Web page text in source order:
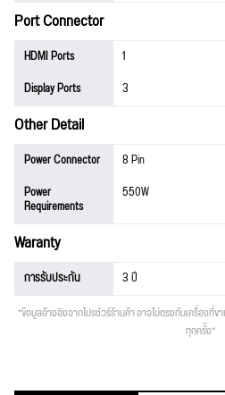
Port Connector
HDMI Ports
1
Display Ports
3
Other Detail
Power Connector
8 Pin
Power
Requirements
550W
Waranty
การรับประกัน 3 ปี
*ข้อมูลอ้างอิงจากโปรชัวร์ร้านค้า อาจไม่ตรงกับเครื่องที่
ทุกครั้ง*